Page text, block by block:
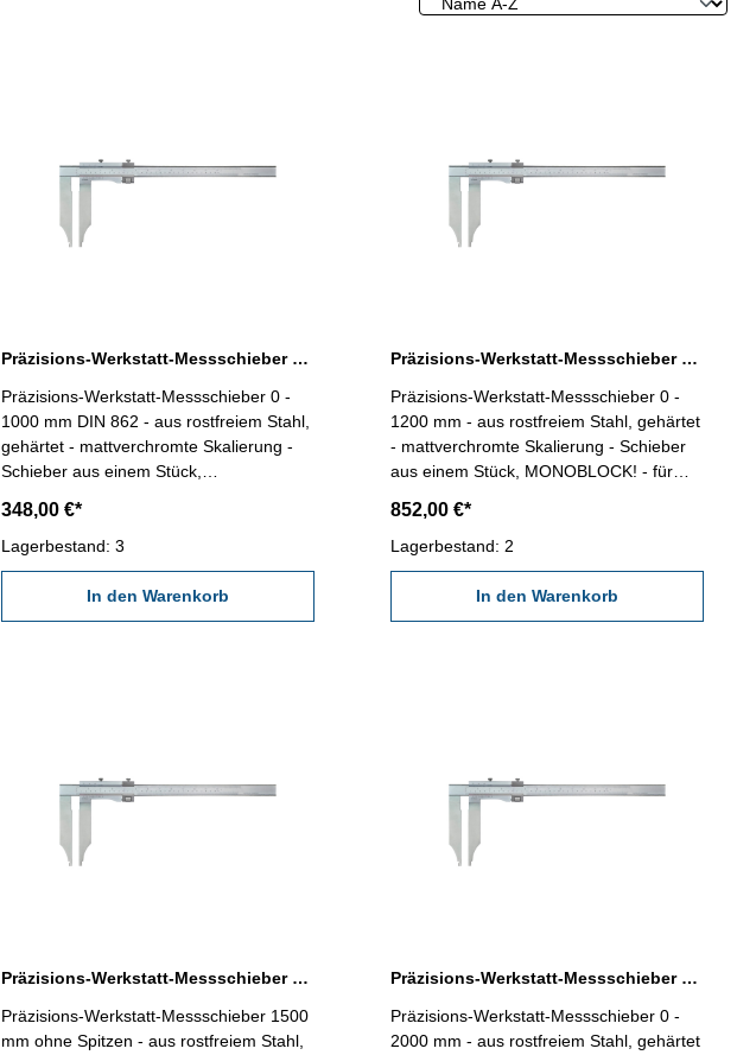
Präzisions-Werkstatt-Messschieber 0 - 1000 mm ohne Spitzen DIN 862
Präzisions-Werkstatt-Messschieber 0 -
1000 mm DIN 862 - aus rostfreiem Stahl,
gehärtet - mattverchromte Skalierung -
Schieber aus einem Stück,
Stufenmessung - mit Feineinstellung -
Genauigkeit nach DIN 862 - Ablesung
0,05 mm / 1/128" - Lieferung im
Behältnis/Kasten (dient nur zum
Transport!) Schnabellänge 150 mm
348,00 €*
Lagerbestand: 3
In den Warenkorb
Präzisions-Werkstatt-Messschieber 0 - 1200 mm ohne Spitzen
Präzisions-Werkstatt-Messschieber 0 -
1200 mm - aus rostfreiem Stahl, gehärtet
- mattverchromte Skalierung - Schieber
aus einem Stück, MONOBLOCK! - für
Feineinstellung - Genauigkeit nach
Werksnorm - Ablesung 0,05 mm / 1/128"
- Lieferung im Behältnis/Kasten (dient nur
zum Transport!) Schnabellänge 300 mm
Messbereich 1200 mm / 48"
852,00 €*
Lagerbestand: 2
In den Warenkorb
Präzisions-Werkstatt-Messschieber 0 - 1500 mm Werksnorm
Präzisions-Werkstatt-Messschieber 1500
mm ohne Spitzen - aus rostfreiem Stahl,
Präzisions-Werkstatt-Messschieber 0 - 2000 ohne Spitzen Werksnorm
Präzisions-Werkstatt-Messschieber 0 -
2000 mm - aus rostfreiem Stahl, gehärtet